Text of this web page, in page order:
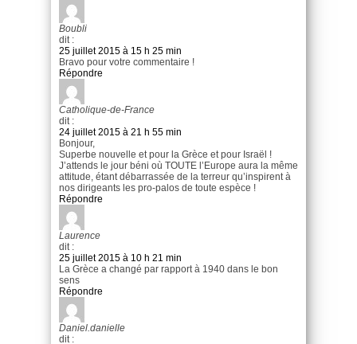
Boubli
dit :
25 juillet 2015 à 15 h 25 min
Bravo pour votre commentaire !
Répondre
Catholique-de-France
dit :
24 juillet 2015 à 21 h 55 min
Bonjour,
Superbe nouvelle et pour la Grèce et pour Israël !
J’attends le jour béni où TOUTE l’Europe aura la même
attitude, étant débarrassée de la terreur qu’inspirent à
nos dirigeants les pro-palos de toute espèce !
Répondre
Laurence
dit :
25 juillet 2015 à 10 h 21 min
La Grèce a changé par rapport à 1940 dans le bon
sens
Répondre
Daniel.danielle
dit :